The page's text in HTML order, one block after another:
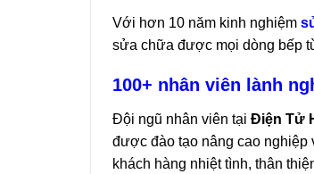
Với hơn 10 năm kinh nghiệm
sửa chữa được mọi dòng bếp
100+ nhân viên lành
Đội ngũ nhân viên tại Điện Tử
được đào tạo nâng cao nghiệp
khách hàng nhiệt tình, thân